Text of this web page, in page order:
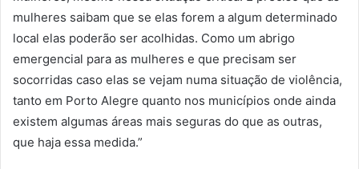
mulheres saibam que se elas forem a algum determinado
local elas poderão ser acolhidas. Como um abrigo
emergencial para as mulheres e que precisam ser
socorridas caso elas se vejam numa situação de violência,
tanto em Porto Alegre quanto nos municípios onde ainda
existem algumas áreas mais seguras do que as outras,
que haja essa medida.”